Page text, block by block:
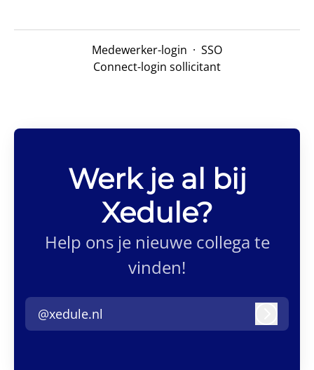
Medewerker-login · SSO
Connect-login sollicitant
Werk je al bij
Xedule?
Help ons je nieuwe collega te
vinden!
@xedule.nl